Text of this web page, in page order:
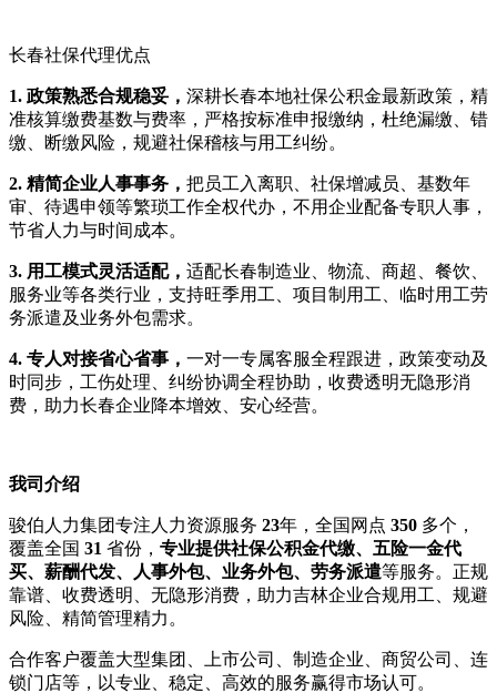
长春社保代理优点
1. 政策熟悉合规稳妥， 深耕长春本地社保公积金最新政策，精
准核算缴费基数与费率，严格按标准申报缴纳，杜绝漏缴、错
缴、断缴风险，规避社保稽核与用工纠纷。
2. 精简企业人事事务， 把员工入离职、社保增减员、基数年
审、待遇申领等繁琐工作全权代办，不用企业配备专职人事，
节省人力与时间成本。
3. 用工模式灵活适配， 适配长春制造业、物流、商超、餐饮、
服务业等各类行业，支持旺季用工、项目制用工、临时用工劳
务派遣及业务外包需求。
4. 专人对接省心省事， 一对一专属客服全程跟进，政策变动及
时同步，工伤处理、纠纷协调全程协助，收费透明无隐形消
费，助力长春企业降本增效、安心经营。
我司介绍
骏伯人力集团专注人力资源服务 23年，全国网点 350 多个，
覆盖全国 31 省份， 专业提供社保公积金代缴、五险一金代
买、薪酬代发、人事外包、业务外包、劳务派遣等服务。正规
靠谱、收费透明、无隐形消费，助力吉林企业合规用工、规避
风险、精简管理精力。
合作客户覆盖大型集团、上市公司、制造企业、商贸公司、连
锁门店等，以专业、稳定、高效的服务赢得市场认可。